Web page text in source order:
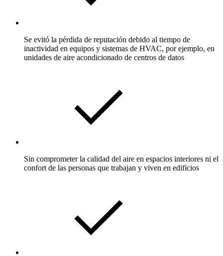
Se evitó la pérdida de reputación debido al tiempo de
inactividad en equipos y sistemas de HVAC, por ejemplo, en
unidades de aire acondicionado de centros de datos
Sin comprometer la calidad del aire en espacios interiores ni el
confort de las personas que trabajan y viven en edificios